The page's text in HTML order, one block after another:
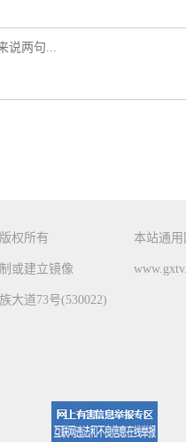
权所有
或建立镜像
大道73号(530022)
本站通用